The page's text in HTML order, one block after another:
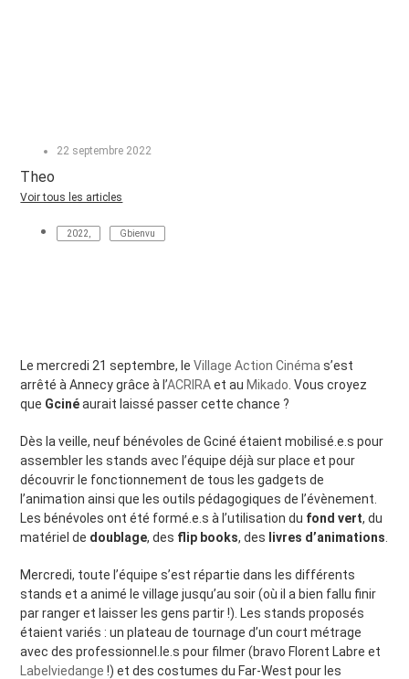
22 septembre 2022
Theo
Voir tous les articles
2022 Gbienvu
Le mercredi 21 septembre, leVillage Action Cinéma s’est
arrêté à Annecy grâce à l’ACRIRAet au Mikado . Vous croyez
que Gcinéaurait laissé passer cette chance ?
Dès la veille, neuf bénévoles de Gciné étaient mobilisé.e.s pour
assembler les stands avec l’équipe déjà sur place et pour
découvrir le fonctionnement de tous les gadgets de
l’animation ainsi que les outils pédagogiques de l’évènement.
Les bénévoles ont été formé.e.s à l’utilisation du fond vert, du
matériel de doublage, des flip books, des livres d’animations
Mercredi, toute l’équipe s’est répartie dans les différents
stands et a animé le village jusqu’au soir (où il a bien fallu finir
par ranger et laisser les gens partir !). Les stands proposés
étaient variés : un plateau de tournage d’un court métrage
avec des professionnel.le.s pour filmer (bravo Florent Labre et
Labelviedange !) et des costumes du Far-West pour les